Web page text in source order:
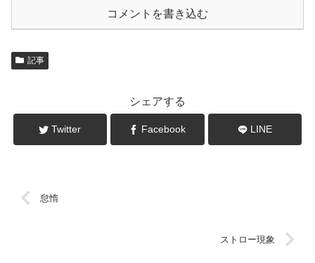
コメントを書き込む
記事
シェアする
Twitter Facebook LINE
怠惰
ストロー現象